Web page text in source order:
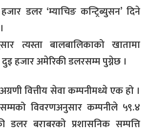
डलर ‘म्याचिङ कन्ट्रिब्युसन’ दिने
त्यस्ता बालबालिकाको खातामा
दुइ हजार अमेरिकी डलरसम्म पुग्नेछ ।
वित्तीय सेवा कम्पनीमध्ये एक हो ।
विवरणअनुसार कम्पनीले ५९.४
डलर बराबरको प्रशासनिक सम्पत्ति